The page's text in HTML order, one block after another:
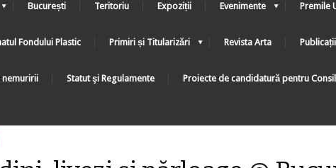
București Teritoriu Expoziții Evenimente Premile
Fondului Plastic Primiri și Titularizări Revista Arta Publicații
nemuririi Statut şi Regulamente Proiecte de candidatură pentru